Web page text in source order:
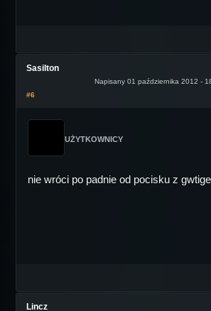
Sasilton
Napisany 01 października 2012 -
#6
UŻYTKOWNICY
nie wróci po padnie od pocisku z
Lincz